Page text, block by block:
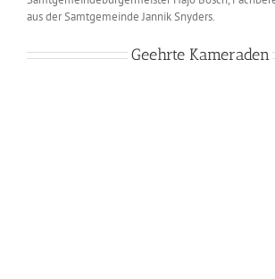
aus der Samtgemeinde Jannik Snyders.
Geehrte Kameraden